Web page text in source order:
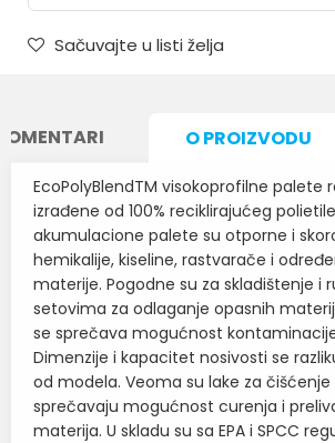
Sačuvajte u listi želja
O PROIZVODU
EcoPolyBlendTM visokoprofilne palete
izrađene od 100% reciklirajućeg
akumulacione palete su otporne i
hemikalije, kiseline, rastvarače i
materije. Pogodne su za skladištenje i
setovima za odlaganje opasnih
se sprečava mogućnost
Dimenzije i kapacitet nosivosti se
od modela. Veoma su lake za čišćenje
sprečavaju mogućnost curenja i
materija. U skladu su sa EPA i SPCC